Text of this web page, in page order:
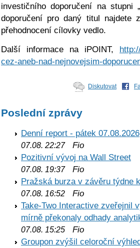
investičního doporučení na stupni
doporučení pro daný titul
přehodnocení cílovky vedlo.
Další informace na iPOINT,
cez-aneb-nad-nejnovejsim-
Diskutovat
Poslední zprávy
Denní report - pátek 07.08.2026
07.08. 22:27Fio
Pozitivní vývoj na Wall Street
07.08. 19:37Fio
Pražská burza v závěru týdne
07.08. 16:52 Fio
Take-Two Interactive zveřejnil
mírně překonaly odhady
07.08. 15:25 Fio
Groupon zvýšil celoroční